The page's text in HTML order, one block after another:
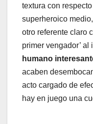
textura con
superheroico
otro referente claro
primer vengador’ al
humano
acaben
acto cargado de
hay en juego una